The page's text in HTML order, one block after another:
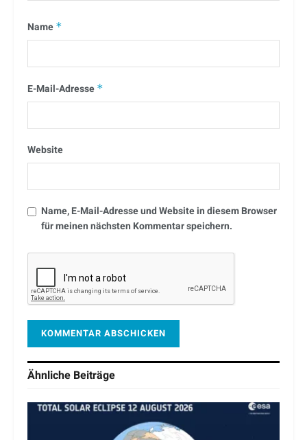
Name *
E-Mail-Adresse *
Website
Name, E-Mail-Adresse und Website in diesem Browser
für meinen nächsten Kommentar speichern.
Ähnliche Beiträge